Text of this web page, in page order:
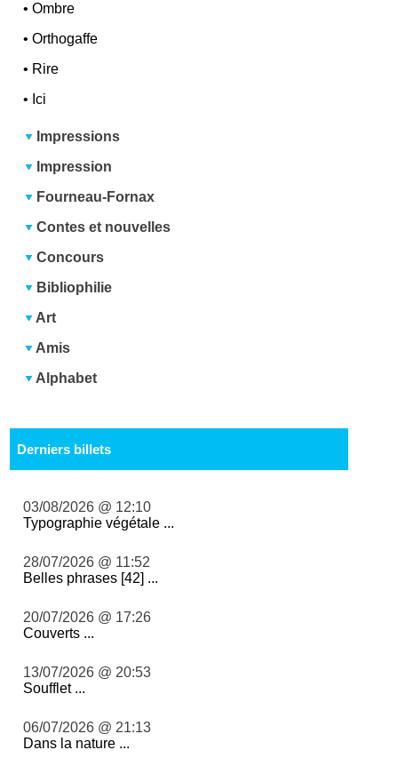
•Ombre
•Orthogaffe
• Rire
• Ici
Impressions
Impression
Fourneau-Fornax
Contes et nouvelles
Concours
Bibliophilie
Art
Amis
Alphabet
Derniers billets
03/08/2026 @ 12:10
Typographie végétale ...
28/07/2026 @ 11:52
Belles phrases [42] ...
20/07/2026 @ 17:26
Couverts ...
13/07/2026 @ 20:53
Soufflet ...
06/07/2026 @ 21:13
Dans la nature ...